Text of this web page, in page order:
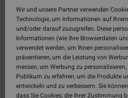
Wir und unsere Partner verwenden
Technologie, um Informationen auf
und/oder darauf zuzugreifen. Diese
Informationen (wie Ihre Browserdaten
verwendet werden, um Ihnen
präsentieren, um die Leistung von
messen, um Werbung zu
Publikum zu erfahren, um die Produkte
entwickeln und zu verbessern. Sie
dass Sie Cookies, die Ihrer Zustimmung